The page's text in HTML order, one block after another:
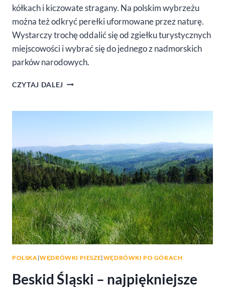
kółkach i kiczowate stragany. Na polskim wybrzeżu
można też odkryć perełki uformowane przez naturę.
Wystarczy trochę oddalić się od zgiełku turystycznych
miejscowości i wybrać się do jednego z nadmorskich
parków narodowych.
CZYTAJ DALEJ PARKI
BAŁTYKIEM
POLSKA|WĘDRÓWKI PIESZE|WĘDRÓWKI PO GÓRACH
Beskid Śląski – najpiękniejsze